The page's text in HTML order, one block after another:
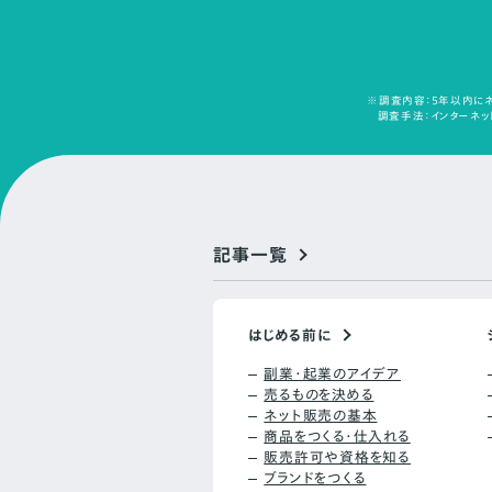
※調査内容：5年以内にネ
調査手法：インターネ
記事一覧
はじめる前に
副業・起業のアイデア
売るものを決める
ネット販売の基本
商品をつくる・仕入れる
販売許可や資格を知る
ブランドをつくる